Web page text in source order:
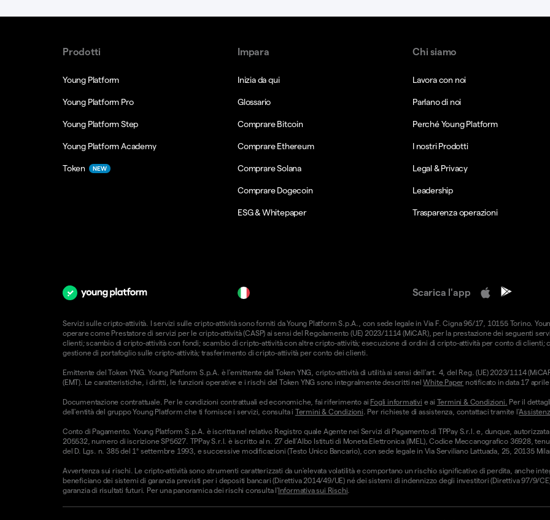
Prodotti
Young Platform
Young Platform Pro
Young Platform Step
Young Platform Academy
Token NEW
Impara
Inizia da qui
Glossario
Comprare Bitcoin
Comprare Ethereum
Comprare Solana
Comprare Dogecoin
ESG & Whitepaper
Chi siamo
Lavora con noi
Parlano di noi
Perché Young Platform
I nostri Prodotti
Legal & Privacy
Leadership
Trasparenza operazioni
Scarica l'app
Servizi sulle cripto-attività. I servizi sulle cripto-attività sono forniti da Young Platform S.p.A., con sede legale in Via F. Cigna 96/17, 10155 Torino.
operare come Prestatore di servizi per le cripto-attività (CASP) ai sensi del Regolamento (UE) 2023/1114 (MiCAR), per la prestazione dei seguenti
clienti; scambio di cripto-attività con fondi; scambio di cripto-attività con altre cripto-attività; esecuzione di ordini di cripto-attività per conto di
gestione di portafoglio sulle cripto-attività; trasferimento di cripto-attività per conto dei clienti.
Emittente del Token YNG. Young Platform S.p.A. è l'emittente del Token YNG, cripto-attività di utilità ai sensi dell'art. 4, del Reg. (UE) 2023/1114
(EMT). Le caratteristiche, i diritti, le funzioni operative e i rischi del Token YNG sono integralmente descritti nelWhite Paper notificato in data 17 aprile
Documentazione contrattuale. Per le condizioni contrattuali ed economiche, fai riferimento ai Fogli informativi e ai Termini & Condizioni. Per il
dell'entità del gruppo Young Platform che ti fornisce i servizi, consulta i Termini & Condizioni. Per richieste di assistenza, contattaci tramite l'
Conto di Pagamento. Young Platform S.p.A. è iscritta nel relativo Registro quale Agente nei Servizi di Pagamento di TPPay S.r.l. e, dunque,
205532, numero di iscrizione SP5627. TPPay S.r.l. è iscritto al n. 27 dell’Albo Istituti di Moneta Elettronica (IMEL), Codice Meccanografico 36928,
del D. Lgs. n. 385 del 1° settembre 1993, e successive modificazioni (Testo Unico Bancario), con sede legale in Via Serviliano Lattuada, 25, 20135
Avvertenza sui rischi. Le cripto-attività sono strumenti caratterizzati da un'elevata volatilità e comportano un rischio significativo di perdita, anche
beneficiano dei sistemi di garanzia previsti per i depositi bancari (Direttiva 2014/49/UE) né dei sistemi di indennizzo degli investitori (Direttiva 97/9/
garanzia di risultati futuri. Per una panoramica dei rischi consulta l'Informativa sui Rischi.